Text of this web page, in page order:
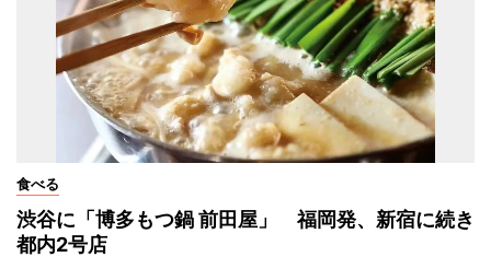
食べる
渋谷に「博多もつ鍋 前田屋」 福岡発、新宿に続き
都内2号店